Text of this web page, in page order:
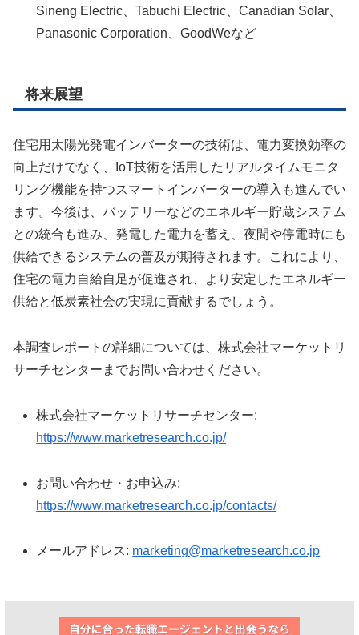
Sineng Electric、Tabuchi Electric、Canadian Solar、
Panasonic Corporation、GoodWeなど
将来展望
住宅用太陽光発電インバーターの技術は、電力変換効率の
向上だけでなく、IoT技術を活用したリアルタイムモニタ
リング機能を持つスマートインバーターの導入も進んでい
ます。今後は、バッテリーなどのエネルギー貯蔵システム
との統合も進み、発電した電力を蓄え、夜間や停電時にも
供給できるシステムの普及が期待されます。これにより、
住宅の電力自給自足が促進され、より安定したエネルギー
供給と低炭素社会の実現に貢献するでしょう。
本調査レポートの詳細については、株式会社マーケットリ
サーチセンターまでお問い合わせください。
株式会社マーケットリサーチセンター:
https://www.marketresearch.co.jp/
お問い合わせ・お申込み:
https://www.marketresearch.co.jp/contacts/
メールアドレス: marketing@marketresearch.co.jp